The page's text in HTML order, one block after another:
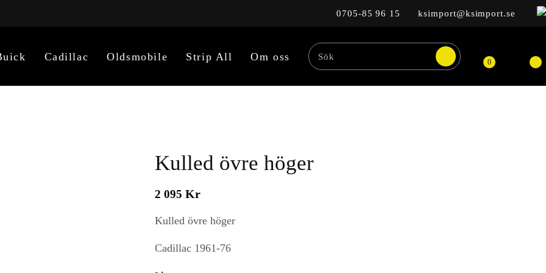
0705-85 96 15 ksimport@ksimport.se
Cadillac Oldsmobile Strip All Om oss 0
Kulled övre höger
2 095 Kr
Kulled övre höger
Cadillac 1961-76